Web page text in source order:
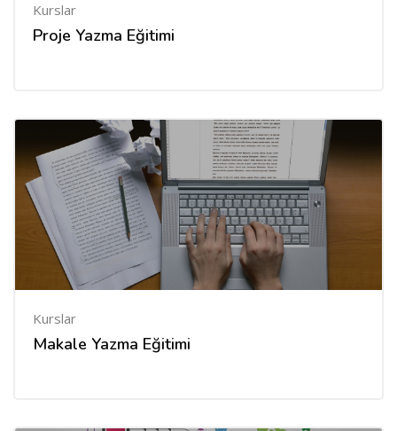
Kurslar
Proje Yazma Eğitimi
Kurslar
Makale Yazma Eğitimi